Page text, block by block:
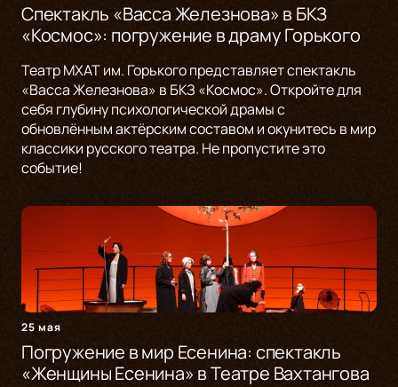
Спектакль «Васса Железнова» в БКЗ
«Космос»: погружение в драму Горького
Театр МХАТ им. Горького представляет спектакль
«Васса Железнова» в БКЗ «Космос». Откройте для
себя глубину психологической драмы с
обновлённым актёрским составом и окунитесь в мир
классики русского театра. Не пропустите это
событие!
25 мая
Погружение в мир Есенина: спектакль
«Женщины Есенина» в Театре Вахтангова